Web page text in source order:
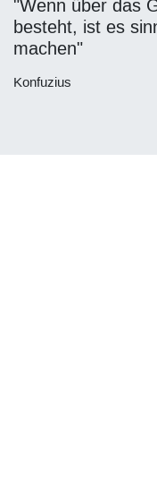
"Wenn über das
besteht, ist es
machen"
Konfuzius